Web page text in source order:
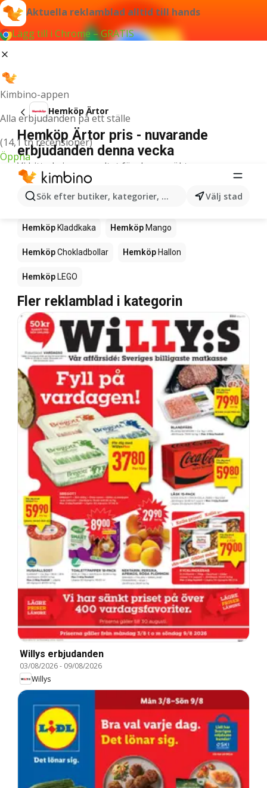
Aktuella reklamblad alltid till hands
Lägg till i Chrome – GRATIS
Kimbino-appen
Alla erbjudanden på ett ställe
(14,1 tn recensioner)
Öppna
Sök efter butiker, kategorier, produkter...Välj stad
Hemköp Ärtor
Hemköp Ärtor pris - nuvarande
erbjudanden denna vecka
Vi hittade inga resultat för denna sökterm.
Övriga produkter i affärerna Hemköp
Hemköp HemköpPizza Hemköp Sushi
Hemköp Kladdkaka Hemköp Mango
HemköpChokladbollar Hemköp Hallon
Hemköp LEGO
Fler reklamblad i kategorin
Willys erbjudanden
03/08/2026- 09/08/2026
Willys